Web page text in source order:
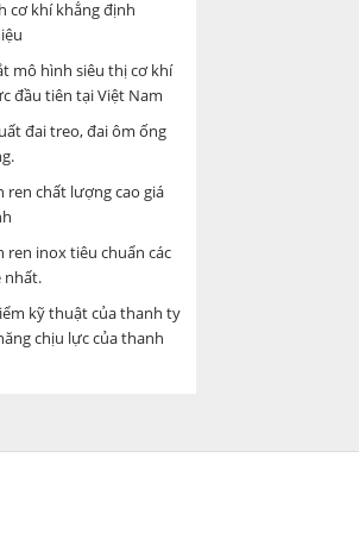
cơ khí khẳng định
mô hình siêu thị cơ khí
đầu tiên tại Việt Nam
đai treo, đai ôm ống
ren chất lượng cao giá
ren inox tiêu chuẩn các
nhất.
kỹ thuật của thanh ty
chịu lực của thanh